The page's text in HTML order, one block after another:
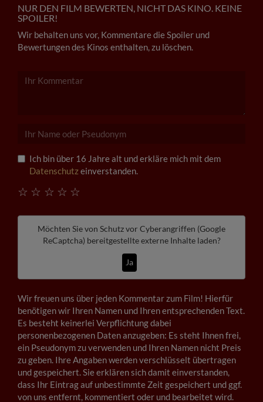
NUR DEN FILM BEWERTEN, NICHT DAS KINO. KEINE
SPOILER!
Wir behalten uns vor, Kommentare die Spoiler und
Bewertungen des Kinos enthalten, zu löschen.
Ich bin über 16 Jahre alt und erkläre mich mit dem
Datenschutzeinverstanden.
☆
☆
☆
☆
☆
Möchten Sie von Schutz vor Cyberangriffen (Google
ReCaptcha) bereitgestellte externe Inhalte laden?
Ja
Wir freuen uns über jeden Kommentar zum Film! Hierfür
benötigen wir Ihren Namen und Ihren entsprechenden Text.
Es besteht keinerlei Verpflichtung dabei
personenbezogenen Daten anzugeben: Es steht Ihnen frei,
ein Pseudonym zu verwenden und Ihren Namen nicht Preis
zu geben. Ihre Angaben werden verschlüsselt übertragen
und gespeichert. Sie erklären sich damit einverstanden,
dass Ihr Eintrag auf unbestimmte Zeit gespeichert und ggf.
von uns entfernt, kommentiert oder und bearbeitet wird.